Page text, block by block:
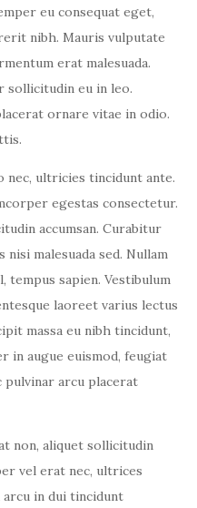
eu consequat eget,
nibh. Mauris vulputate
erat malesuada.
sollicitudin eu in leo.
ornare vitae in odio.
nec, ultricies tincidunt ante.
egestas consectetur.
accumsan. Curabitur
malesuada sed. Nullam
tempus sapien. Vestibulum
laoreet varius lectus
massa eu nibh tincidunt,
in augue euismod, feugiat
pulvinar arcu placerat
non, aliquet sollicitudin
vel erat nec, ultrices
in dui tincidunt